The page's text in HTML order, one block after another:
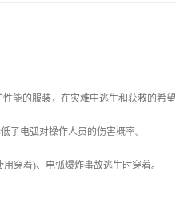
能的服装，在灾难中逃生和获救的希望
了电弧对操作人员的伤害概率。
穿着)、电弧爆炸事故逃生时穿着。